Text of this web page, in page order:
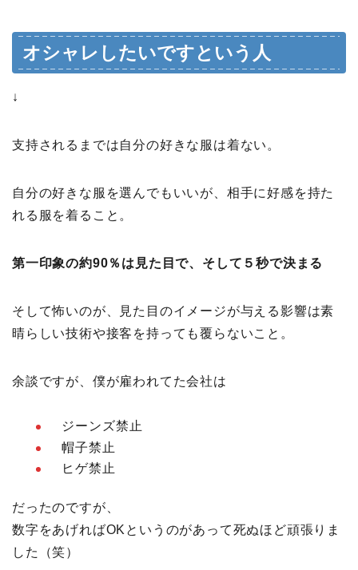
オシャレしたいですという人
↓
支持されるまでは自分の好きな服は着ない。
自分の好きな服を選んでもいいが、相手に好感を持た
れる服を着ること。
第一印象の約90％は見た目で、そして５秒で決まる
そして怖いのが、見た目のイメージが与える影響は素
晴らしい技術や接客を持っても覆らないこと。
余談ですが、僕が雇われてた会社は
ジーンズ禁止
帽子禁止
ヒゲ禁止
だったのですが、
数字をあげればOKというのがあって死ぬほど頑張りま
した（笑）